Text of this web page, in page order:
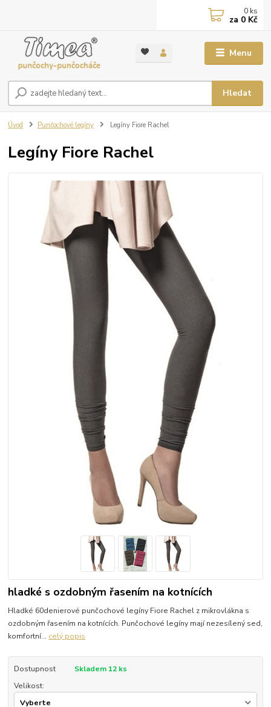
Menu
Hledat
0 ks
za 0 Kč
Úvod Punčochové legíny Legíny Fiore Rachel
Legíny Fiore Rachel
hladké s ozdobným řasením na kotnících
Hladké 60denierové punčochové legíny Fiore Rachel z mikrovlákna s
ozdobným řasením na kotnících. Punčochové legíny mají nezesílený sed,
komfortní... celý popis
Dostupnost
Skladem 12 ks
Velikost: